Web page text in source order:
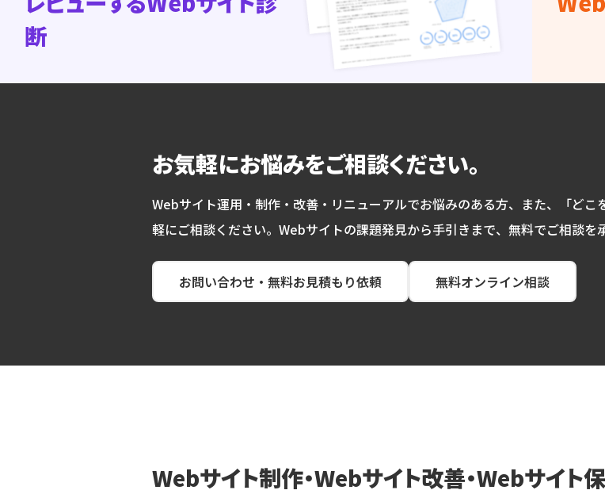
断
お気軽にお悩みをご相談ください。
Webサイト運用・制作・改善・リニューアルでお悩みのある方、また、「ど
軽にご相談ください。Webサイトの課題発見から手引きまで、無料でご相談を
お問い合わせ・無料お見積もり依頼 無料オンライン相談
Webサイト制作・Webサイト改善・Webサイト